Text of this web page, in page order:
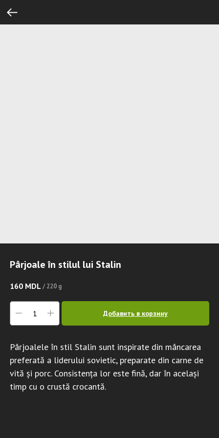
Pârjoale în stilul lui Stalin
160 MDL / 220 g
Добавить в корзину
Pârjoalele în stil Stalin sunt inspirate din mâncarea
preferată a liderului sovietic, preparate din carne de
vită și porc. Consistența lor este fină, dar în același
timp cu o crustă crocantă.